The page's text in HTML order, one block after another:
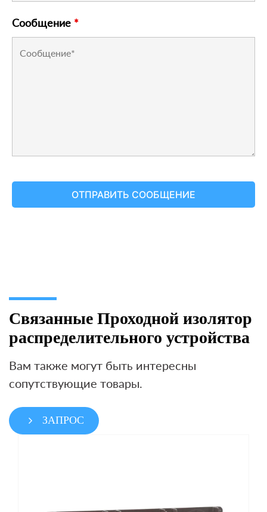
Сообщение *
Связанные Проходной изолятор
распределительного устройства
Вам также могут быть интересны
сопутствующие товары.
ЗАПРОС